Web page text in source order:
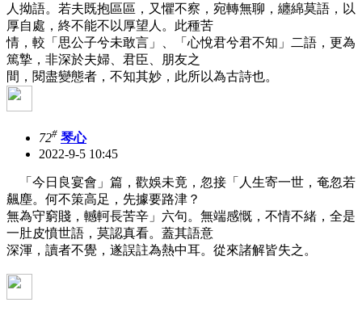
人拗語。若夫既抱區區，又懼不察，宛轉無聊，纏綿莫語，以
厚自處，終不能不以厚望人。此種苦
情，較「思公子兮未敢言」、「心悅君兮君不知」二語，更為
篤摯，非深於夫婦、君臣、朋友之
間，閱盡變態者，不知其妙，此所以為古詩也。
72# 琴心
2022-9-5 10:45
「今日良宴會」篇，歡娛未竟，忽接「人生寄一世，奄忽若
飆塵。何不策高足，先據要路津？
無為守窮賤，轗軻長苦辛」六句。無端感慨，不情不緒，全是
一肚皮憤世語，莫認真看。蓋其語意
深渾，讀者不覺，遂誤註為熱中耳。從來諸解皆失之。